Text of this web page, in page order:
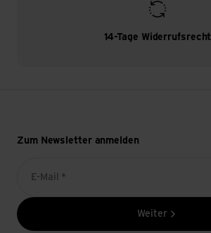
14-Tage Widerrufsrecht
Zum Newsletter anmelden
E-Mail *
Weiter